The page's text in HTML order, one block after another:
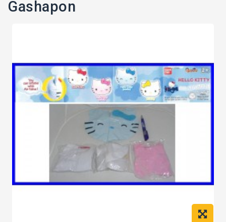
Gashapon